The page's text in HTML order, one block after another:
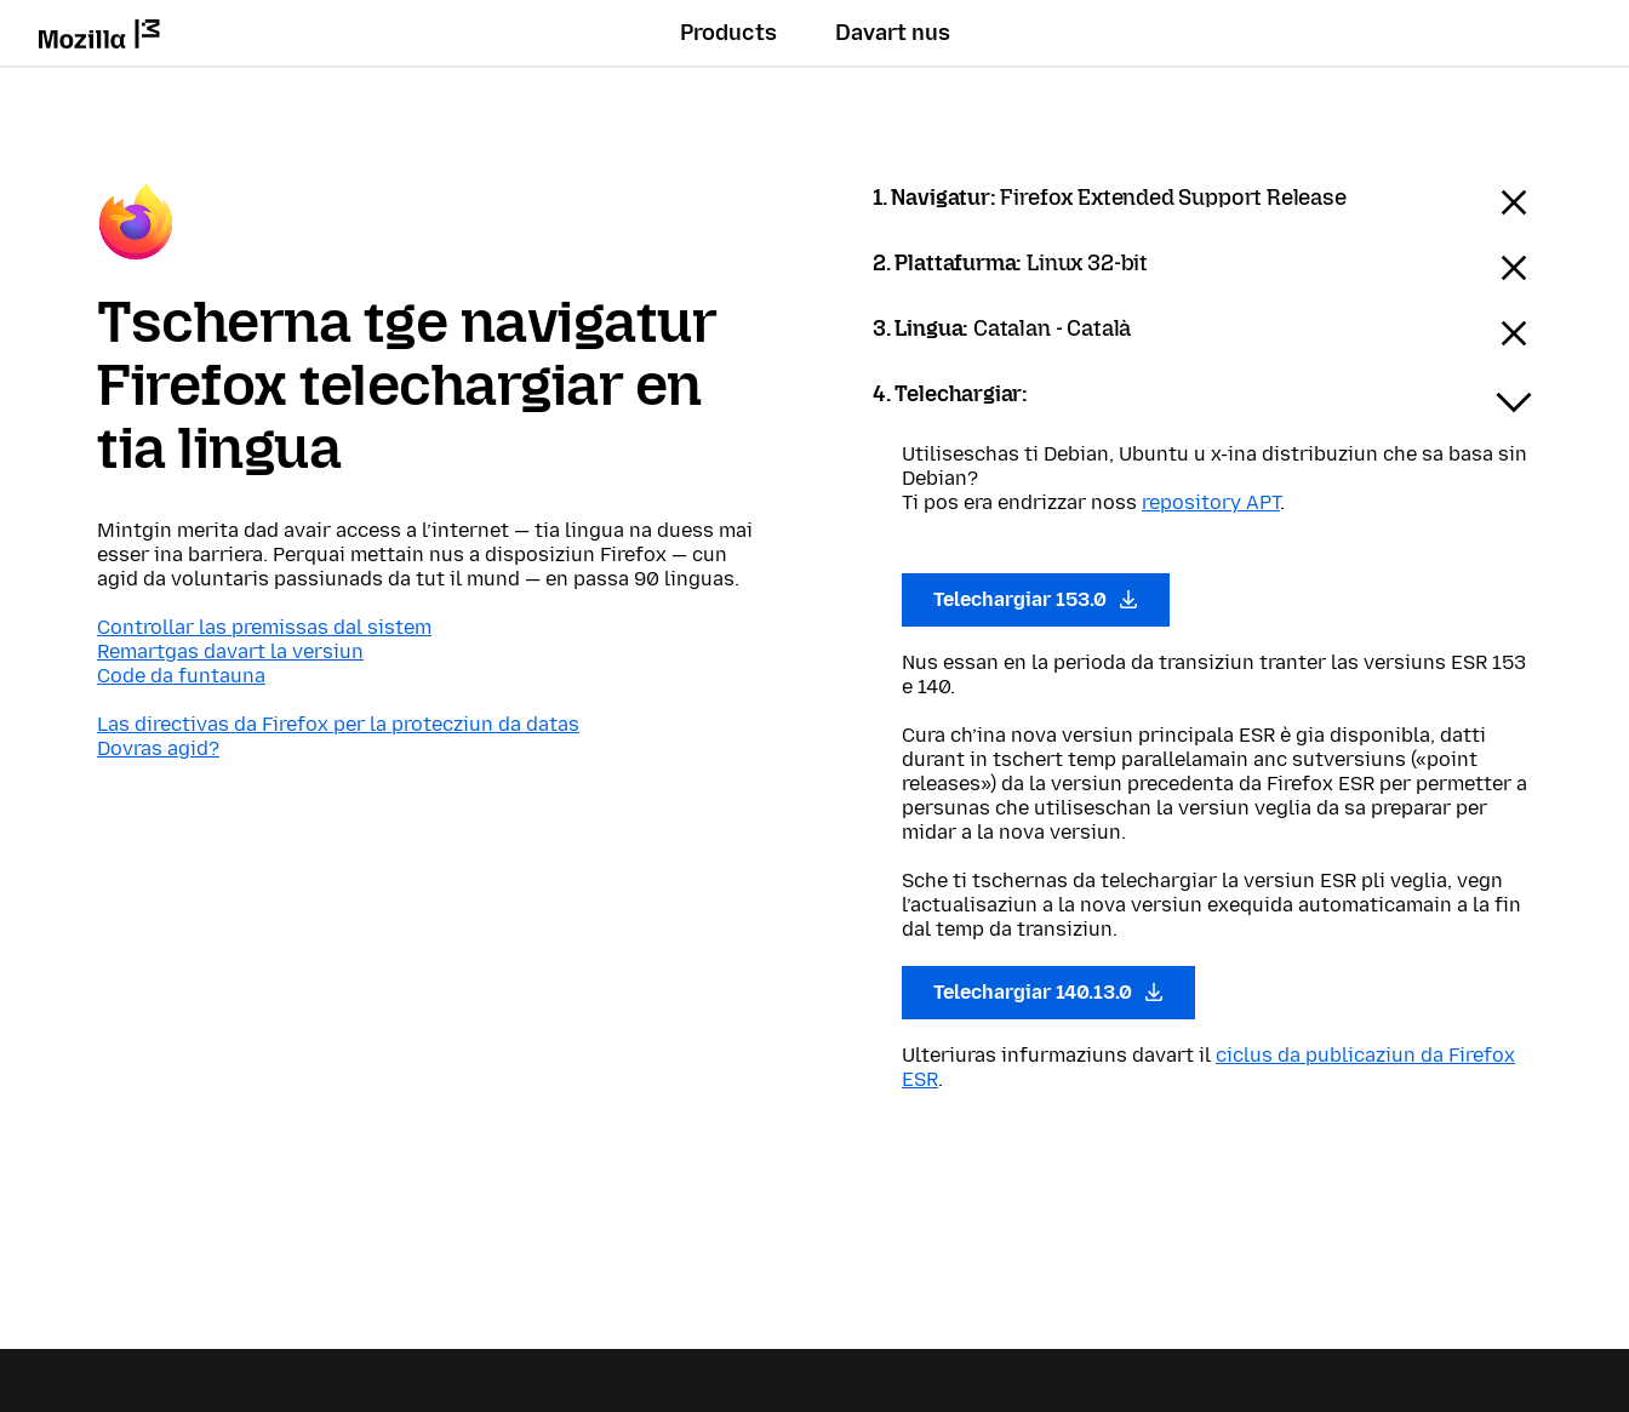
Products Davart nus
Tscherna tge navigatur
Firefox telechargiar en
tia lingua
Mintgin merita dad avair access a l’internet — tia lingua na duess mai
esser ina barriera. Perquai mettain nus a disposiziun Firefox — cun
agid da voluntaris passiunads da tut il mund — en passa 90 linguas.
Controllar las premissas dal sistem
Remartgas davart la versiun
Code da funtauna
Las directivas da Firefox per la protecziun da datas
Dovras agid?
1. Navigatur:Firefox Extended Support Release
2. Plattafurma:Linux 32-bit
3. Lingua: Catalan - Català
4. Telechargiar:
Utiliseschas ti Debian, Ubuntu u x-ina distribuziun che sa basa sin
Debian?
Ti pos era endrizzar noss repository APT.
Telechargiar 153.0
Nus essan en la perioda da transiziun tranter las versiuns ESR 153
e 140.
Cura ch’ina nova versiun principala ESR è gia disponibla, datti
durant in tschert temp parallelamain anc sutversiuns («point
releases») da la versiun precedenta da Firefox ESR per permetter a
persunas che utiliseschan la versiun veglia da sa preparar per
midar a la nova versiun.
Sche ti tschernas da telechargiar la versiun ESR pli veglia, vegn
l’actualisaziun a la nova versiun exequida automaticamain a la fin
dal temp da transiziun.
Telechargiar 140.13.0
Ulteriuras infurmaziuns davart il ciclus da publicaziun da Firefox
ESR.